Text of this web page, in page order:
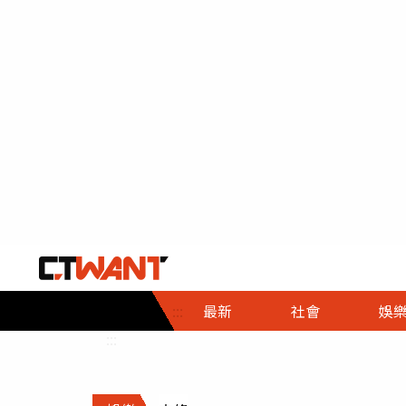
::: 最新 社會
社會首頁
時事
調查
娛樂
娛樂首頁
即時
財經首頁
熱線
政